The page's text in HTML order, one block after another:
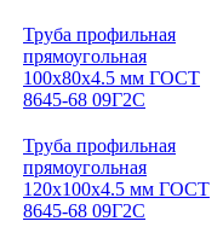
Труба профильная
прямоугольная
100x80x4.5 мм ГОСТ
8645-68 09Г2С
Труба профильная
прямоугольная
120x100x4.5 мм ГОСТ
8645-68 09Г2С